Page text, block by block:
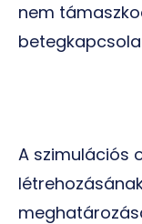
nem
A szimulációs